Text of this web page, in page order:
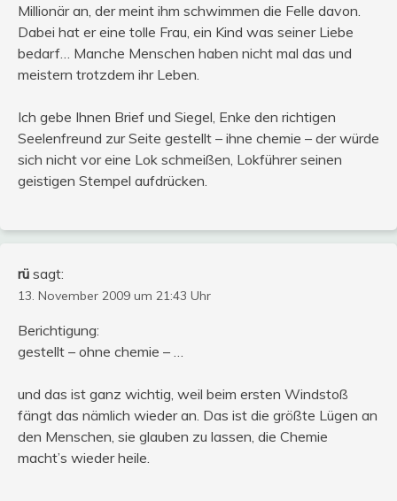
Millionär an, der meint ihm schwimmen die Felle davon.
Dabei hat er eine tolle Frau, ein Kind was seiner Liebe
bedarf… Manche Menschen haben nicht mal das und
meistern trotzdem ihr Leben.
Ich gebe Ihnen Brief und Siegel, Enke den richtigen
Seelenfreund zur Seite gestellt – ihne chemie – der würde
sich nicht vor eine Lok schmeißen, Lokführer seinen
geistigen Stempel aufdrücken.
rü sagt:
13. November 2009 um 21:43 Uhr
Berichtigung:
gestellt – ohne chemie – …
und das ist ganz wichtig, weil beim ersten Windstoß
fängt das nämlich wieder an. Das ist die größte Lügen an
den Menschen, sie glauben zu lassen, die Chemie
macht’s wieder heile.